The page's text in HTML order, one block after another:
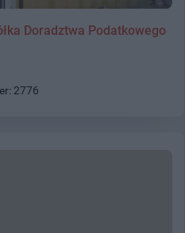
Doradztwa Podatkowego
2776